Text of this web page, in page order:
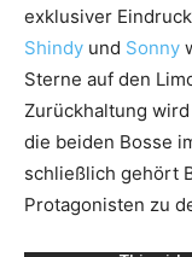
exklusiver
Shindy und Sonny
Sterne auf den
Zurückhaltung
die beiden Bosse
schließlich gehört
Protagonisten zu